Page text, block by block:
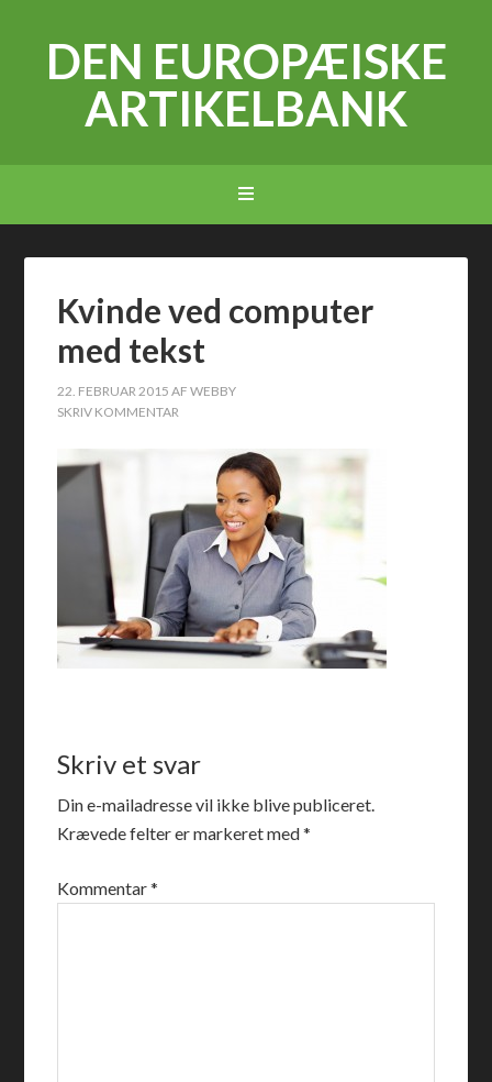
DEN EUROPÆISKE
ARTIKELBANK
Kvinde ved computer
med tekst
22. FEBRUAR 2015 AFWEBBY
SKRIV KOMMENTAR
Skriv et svar
Din e-mailadresse vil ikke blive publiceret.
Krævede felter er markeret med*
Kommentar*